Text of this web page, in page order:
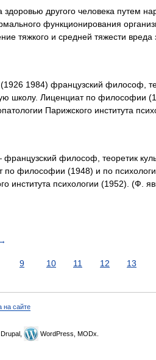
другого человека путем
функционирования
тяжкого и средней тяжести вреда
1984) французский философ,
школу. Лиценциат по философии
Парижского института
философ, теоретик
философии (1948) и по
института психологии (1952). (Ф.
9 10 11 12 13
на сайте
Drupal, WordPress, MODx.